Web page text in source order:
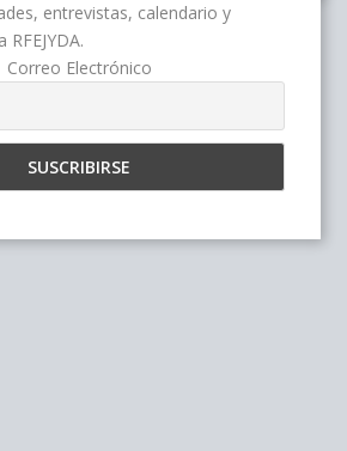
entrevistas, calendario y
Correo Electrónico